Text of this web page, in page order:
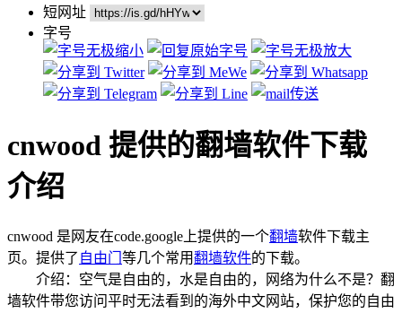
短网址
字号
cnwood 提供的翻墙软件下载
介绍
cnwood 是网友在code.google上提供的一个翻墙软件下载主
页。提供了 自由门 等几个常用翻墙软件的下载。
介绍：空气是自由的，水是自由的，网络为什么不是？翻
墙软件带您访问平时无法看到的海外中文网站，保护您的自由